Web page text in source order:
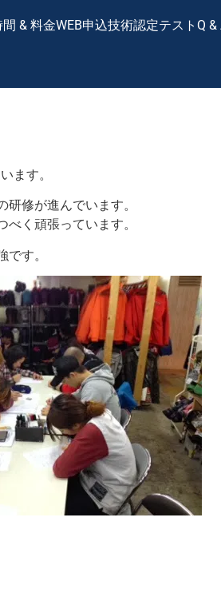
間 & 料金WEB申込技術認定テスト Q &
ます。
修が進んでいます。
く頑張っています。
す。